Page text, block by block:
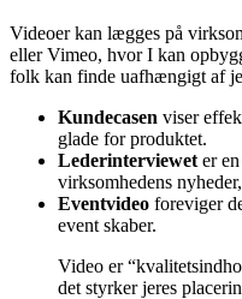
Videoer kan lægges på
eller Vimeo, hvor I kan
folk kan finde uafhængigt af
Kundecasen viser
glade for produktet.
Lederinterviewet er
virksomhedens
Eventvideo foreviger
event skaber.
Video er
det styrker jeres